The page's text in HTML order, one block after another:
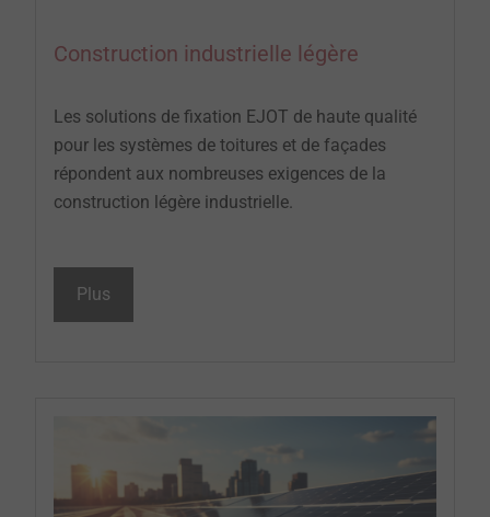
Construction industrielle légère
Les solutions de fixation EJOT de haute qualité
pour les systèmes de toitures et de façades
répondent aux nombreuses exigences de la
construction légère industrielle.
Plus